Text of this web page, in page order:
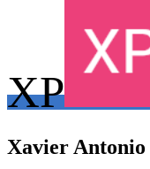
XP
Xavier Antonio